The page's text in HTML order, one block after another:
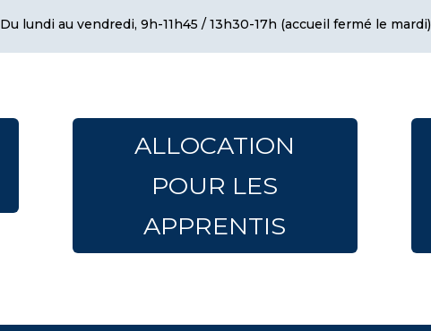
Du lundi au vendredi, 9h-11h45 / 13h30-17h (accueil fermé le mardi)
ALLOCATION
POUR LES
APPRENTIS